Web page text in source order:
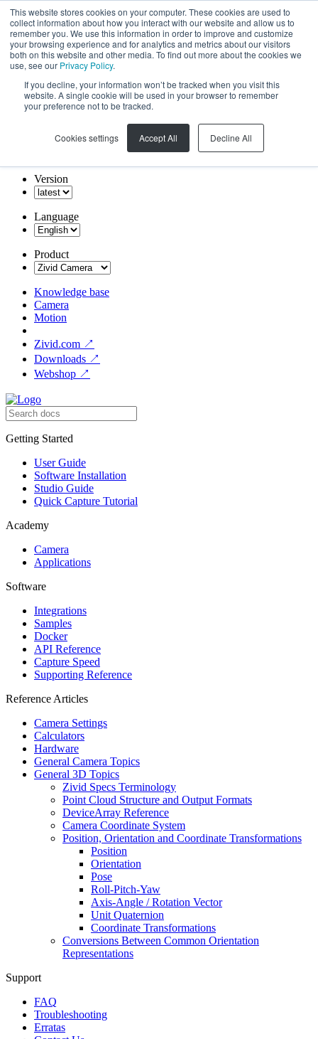
This website stores cookies on your computer. These cookies are used to
collect information about how you interact with our website and allow us to
remember you. We use this information in order to improve and customize
your browsing experience and for analytics and metrics about our visitors
both on this website and other media. To find out more about the cookies we
use, see our Privacy Policy.
If you decline, your information won’t be tracked when you visit this
website. A single cookie will be used in your browser to remember
your preference not to be tracked.
Cookies settings Accept All Decline All
Version
Language
Product
Knowledge base
Camera
Motion
Zivid.com ↗
Downloads ↗
Webshop ↗
Getting Started
User Guide
Software Installation
Studio Guide
Quick Capture Tutorial
Academy
Camera
Applications
Software
Integrations
Samples
Docker
API Reference
Capture Speed
Supporting Reference
Reference Articles
Camera Settings
Calculators
Hardware
General Camera Topics
General 3D Topics
Zivid Specs Terminology
Point Cloud Structure and Output Formats
DeviceArray Reference
Camera Coordinate System
Position, Orientation and Coordinate Transformations
Position
Orientation
Pose
Roll-Pitch-Yaw
Axis-Angle / Rotation Vector
Unit Quaternion
Coordinate Transformations
Conversions Between Common Orientation
Representations
Support
FAQ
Troubleshooting
Erratas